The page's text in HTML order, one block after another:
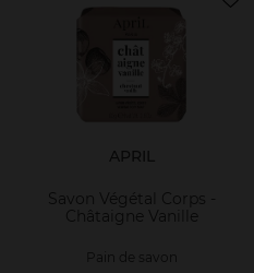
APRIL
Savon Végétal Corps -
Châtaigne Vanille
Pain de savon